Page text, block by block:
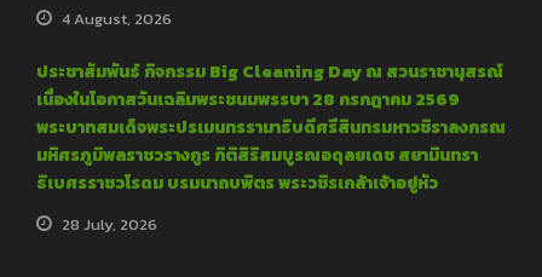
4 August, 2026
ประชาสัมพันธ์ กิจกรรม Big Cleaning Day ณ สวนราชานุสรณ์
เนื่องในโอกาสวันเฉลิมพระชนมพรรษา 28 กรกฎาคม 2569
พระบาทสมเด็จพระปรเมนทรรามาธิบดีศรีสินทรมหาวชิราลงกรณ
มหิศรภูมิพลราชวรางกูร กิติสิริสมบูรณอดุลยเดช สยามินทรา
ธิเบศรราชวโรดม บรมนาถบพิตร พระวชิรเกล้าเจ้าอยู่หัว
28 July, 2026